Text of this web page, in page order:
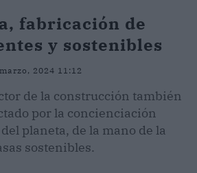
fabricación de
y sostenibles
2024 11:12
de la construcción también
por la concienciación
planeta, de la mano de la
sostenibles.